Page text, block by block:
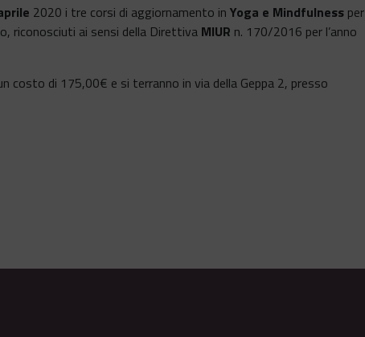
2020 i tre corsi di aggiornamento in Yoga e Mindfulness per
riconosciuti ai sensi della Direttiva MIUR n. 170/2016 per l’anno
costo di 175,00€ e si terranno in via della Geppa 2, presso